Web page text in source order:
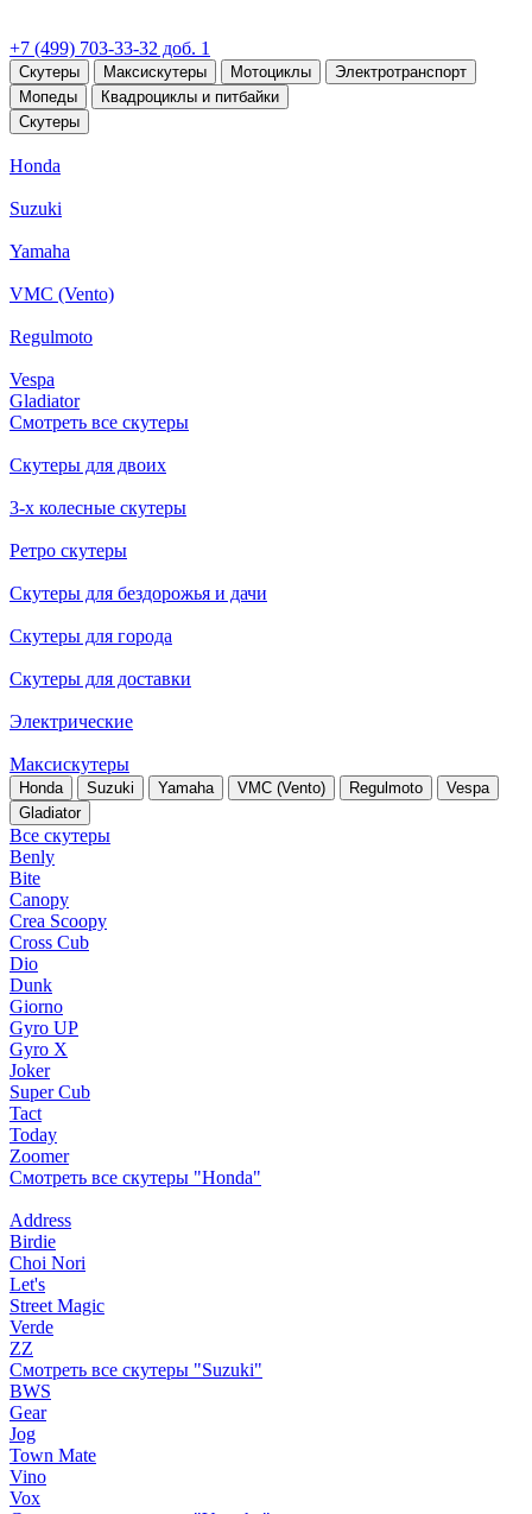
+7 (499) 703-33-32 доб. 1
Скутеры Максискутеры Мотоциклы
Электротранспорт
Мопеды
Квадроциклы и питбайки
Скутеры
Honda
Suzuki
Yamaha
VMC (Vento)
Regulmoto
Vespa
Gladiator
Смотреть все скутеры
Скутеры для двоих
3-х колесные скутеры
Ретро скутеры
Скутеры для бездорожья и дачи
Скутеры для города
Скутеры для доставки
Электрические
Максискутеры
Honda Suzuki Yamaha VMC (Vento) Regulmoto
Vespa
Gladiator
Все скутеры
Benly
Bite
Canopy
Crea Scoopy
Cross Cub
Dio
Dunk
Giorno
Gyro UP
Gyro X
Joker
Super Cub
Tact
Today
Zoomer
Смотреть все скутеры "Honda"
Address
Birdie
Choi Nori
Let's
Street Magic
Verde
ZZ
Смотреть все скутеры "Suzuki"
BWS
Gear
Jog
Town Mate
Vino
Vox